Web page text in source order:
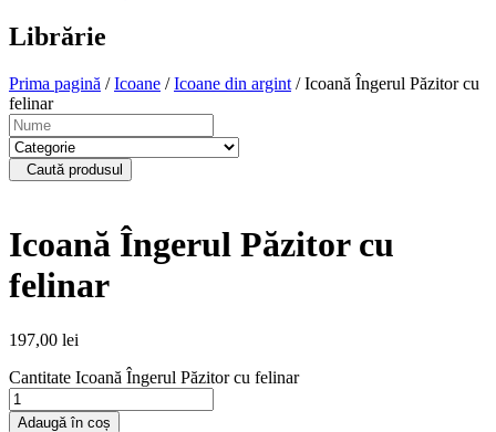
Librărie
Prima pagină /Icoane /Icoane din argint / Icoană Îngerul Păzitor cu
felinar
Caută produsul
Icoană Îngerul Păzitor cu
felinar
197,00 lei
Cantitate Icoană Îngerul Păzitor cu felinar
Adaugă în coș